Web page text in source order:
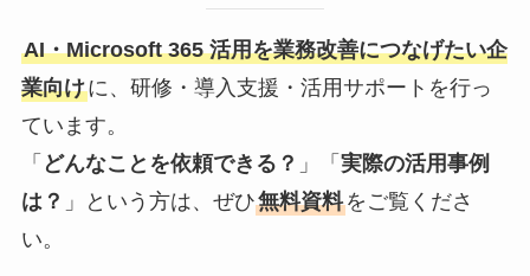
AI・Microsoft 365 活用を業務改善につなげたい企
業向けに、研修・導入支援・活用サポートを行っ
ています。
「 どんなことを依頼できる？ 」「 実際の活用事例
は？ 」という方は、ぜひ無料資料をご覧くださ
い。